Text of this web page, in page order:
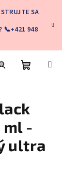
SA
📞+421 948
košík
ml -
ultra